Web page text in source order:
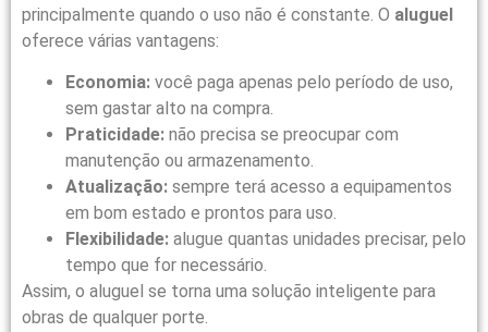
principalmente quando o uso não é constante. O aluguel
oferece várias vantagens:
Economia: você paga apenas pelo período de uso,
sem gastar alto na compra.
Praticidade: não precisa se preocupar com
manutenção ou armazenamento.
Atualização: sempre terá acesso a equipamentos
em bom estado e prontos para uso.
Flexibilidade: alugue quantas unidades precisar, pelo
tempo que for necessário.
Assim, o aluguel se torna uma solução inteligente para
obras de qualquer porte.